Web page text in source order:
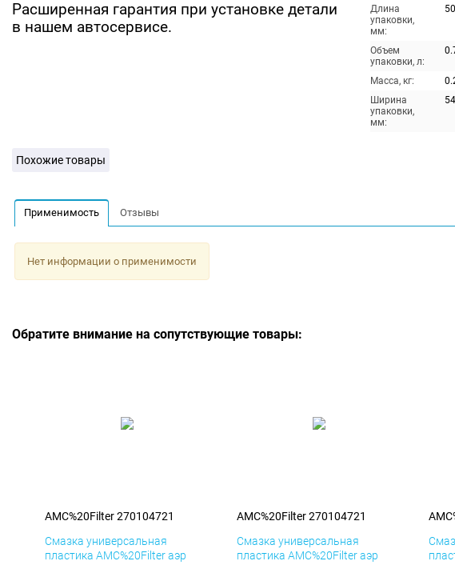
Расширенная гарантия при установке детали
в нашем автосервисе.
Длина
упаковки,
мм:
50
Объем
упаковки, л:
Масса, кг:
Ширина
упаковки,
мм:
54
Похожие товары
Применимость Отзывы
Нет информации о применимости
Обратите внимание на сопутствующие товары:
AMC%20Filter 270104721
Смазка универсальная
пластика AMC%20Filter аэр
AMC%20Filter 270104721
Смазка универсальная
пластика AMC%20Filter аэр